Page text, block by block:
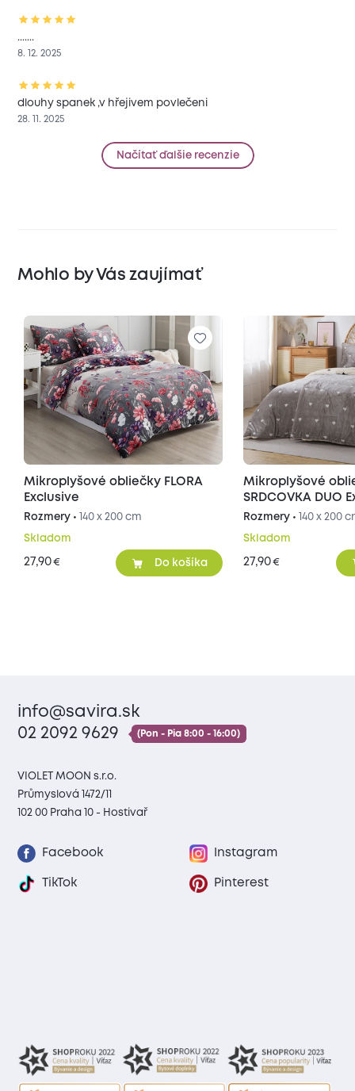
.......
8. 12. 2025
dlouhy spanek ,v hřejivem povlečeni
28. 11. 2025
Načítať ďalšie recenzie
Mohlo by Vás zaujímať
Mikroplyšové obliečky FLORA
Exclusive
Rozmery • 140 x 200 cm
Skladom
27,90€ Do košíka
Mikroplyšové
SRDCOVKA DUO
sivé/béžové
Rozmery • 140 x 200
Skladom
27,90€
info@savira.sk
02 2092 9629
(Pon - Pia 8:00 - 16:00)
VIOLET MOON s.r.o.
Průmyslová 1472/11
102 00 Praha 10 - Hostivař
Facebook Instagram
TikTok Pinterest